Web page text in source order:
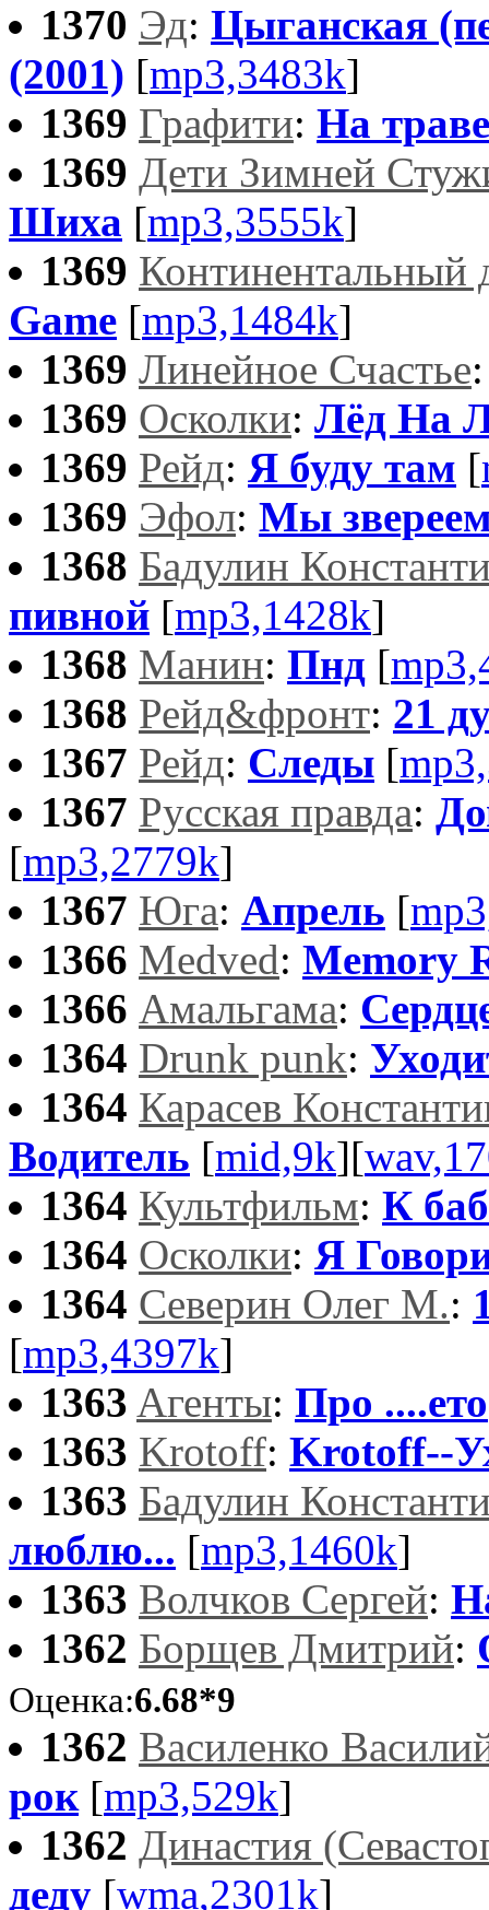
1370 Эд: Цыганская
(2001) [mp3,3483k]
1369 Графити: На траве
1369 Дети Зимней
Шиха [mp3,3555k]
1369 Континентальный
Game [mp3,1484k]
1369 Линейное Счастье
1369 Осколки: Лёд На
1369 Рейд: Я буду там [
1369 Эфол: Мы
1368 Бадулин
пивной [mp3,1428k]
1368 Манин: Пнд [
1368 Рейд&фронт: 21
1367 Рейд: Следы [
1367 Русская правда:
[mp3,2779k]
1367 Юга: Апрель [
1366 Medved: Memory
1366 Амальгама:
1364 Drunk punk:
1364 Карасев
Водитель [mid,9k][
1364 Культфильм: К
1364 Осколки: Я
1364 Северин Олег М.:
[mp3,4397k]
1363 Aгенты: Про ....ето
1363 Krotoff: Krotoff--
1363 Бадулин
люблю... [mp3,1460k]
1363 Волчков Сергей:
1362 Борщев Дмитрий:
Оценка:6.68*9
1362 Василенко
рок[mp3,529k]
1362 Династия
деду [wma,2301k]